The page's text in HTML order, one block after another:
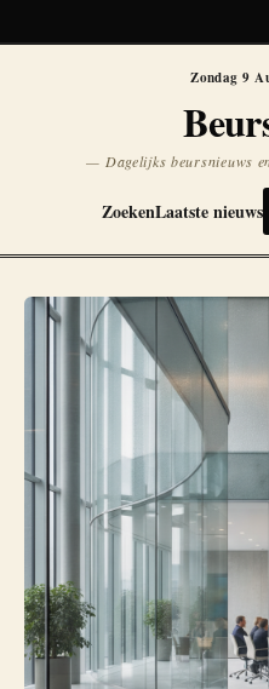
Zondag 9
— Dagelijks beursnieuws
ZoekenLaatste nieuws